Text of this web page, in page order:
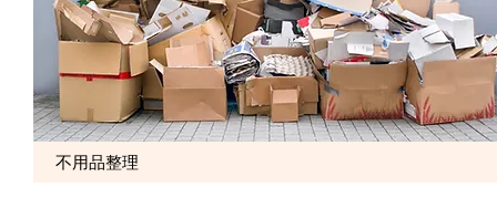
不用品整理